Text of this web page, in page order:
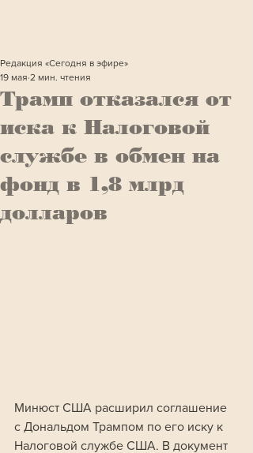
Трамп отказался от
иска к Налоговой
службе в обмен на
фонд в 1,8 млрд
долларов
Редакция «Сегодня в эфире»
19 мая 2 мин. чтения
Минюст США расширил соглашение
с Дональдом Трампом по его иску к
Налоговой службе США. В документ